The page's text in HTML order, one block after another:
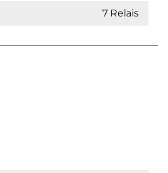
7 Relais